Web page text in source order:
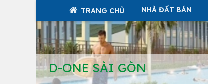
TRANG CHỦ NHÀ ĐẤT BÁN
D-ONE SÀI GÒN